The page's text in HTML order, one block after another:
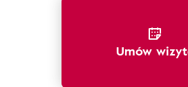
Umów